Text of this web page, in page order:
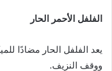
الفلفل الأحمر الحار
يعد الفلفل الحار مضادًا
ووقف النزيف.